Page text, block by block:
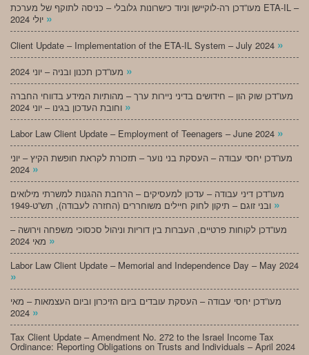
מעו”דכן רה-לוקיישן וניוד כישרונות גלובלי – כניסה לתוקף של מערכת ETA-IL –
»
Client Update – Implementation of the ETA-IL System – July 2024 »
»
מעו”דכן שוק הון – חידושים בדיני ניירות ערך – מהותיות המידע בדווחי החברה
»
Labor Law Client Update – Employment of Teenagers – June 2024 »
מעו”דכן יחסי עבודה – העסקת בני נוער – תזכורת לקראת חופשת הקיץ – יוני
»
מעו”דכן דיני עבודה – עדכון למעסיקים – הרחבת ההגנות למשרתי מילואים
»
מעו”דכן לקוחות פרטיים, העברות בין דוריות וניהול סכסוכי משפחה וירושה –
»
Labor Law Client Update – Memorial and Independence Day – May 2024
»
מעו”דכן יחסי עבודה – העסקת עובדים ביום הזיכרון וביום העצמאות – מאי
»
Tax Client Update – Amendment No. 272 to the Israel Income Tax
Ordinance: Reporting Obligations on Trusts and Individuals – April 2024